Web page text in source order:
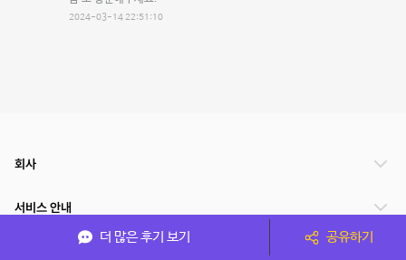
2024-03-14 22:51:10
더 많은 후기 보기 공유하기
회사
서비스 안내